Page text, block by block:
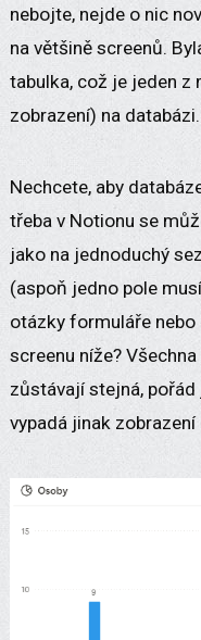
nebojte, nejde o nic
na většině screenů.
tabulka, což je jeden z
zobrazení) na databázi.
Nechcete, aby
třeba v Notionu se
jako na jednoduchý
(aspoň jedno pole
otázky formuláře nebo
screenu níže?
zůstávají stejná,
vypadá jinak